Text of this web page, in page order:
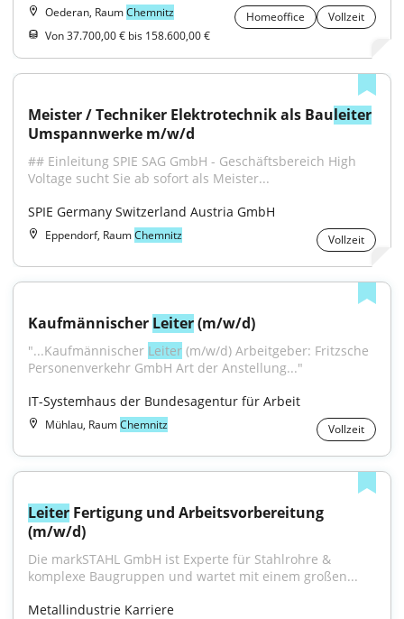
Oederan, RaumChemnitz Homeoffice
Vollzeit
Von 37.700,00 € bis 158.600,00 €
Meister / Techniker Elektrotechnik als Bauleiter
Umspannwerke m/w/d
## Einleitung SPIE SAG GmbH - Geschäftsbereich High
Voltage sucht Sie ab sofort als Meister...
SPIE Germany Switzerland Austria GmbH
Eppendorf, RaumChemnitz Vollzeit
Kaufmännischer Leiter (m/w/d)
"...Kaufmännischer Leiter (m/w/d) Arbeitgeber: Fritzsche
Personenverkehr GmbH Art der Anstellung..."
IT-Systemhaus der Bundesagentur für Arbeit
Mühlau, RaumChemnitz Vollzeit
Leiter Fertigung und Arbeitsvorbereitung
(m/w/d)
Die markSTAHL GmbH ist Experte für Stahlrohre &
komplexe Baugruppen und wartet mit einem großen...
Metallindustrie Karriere